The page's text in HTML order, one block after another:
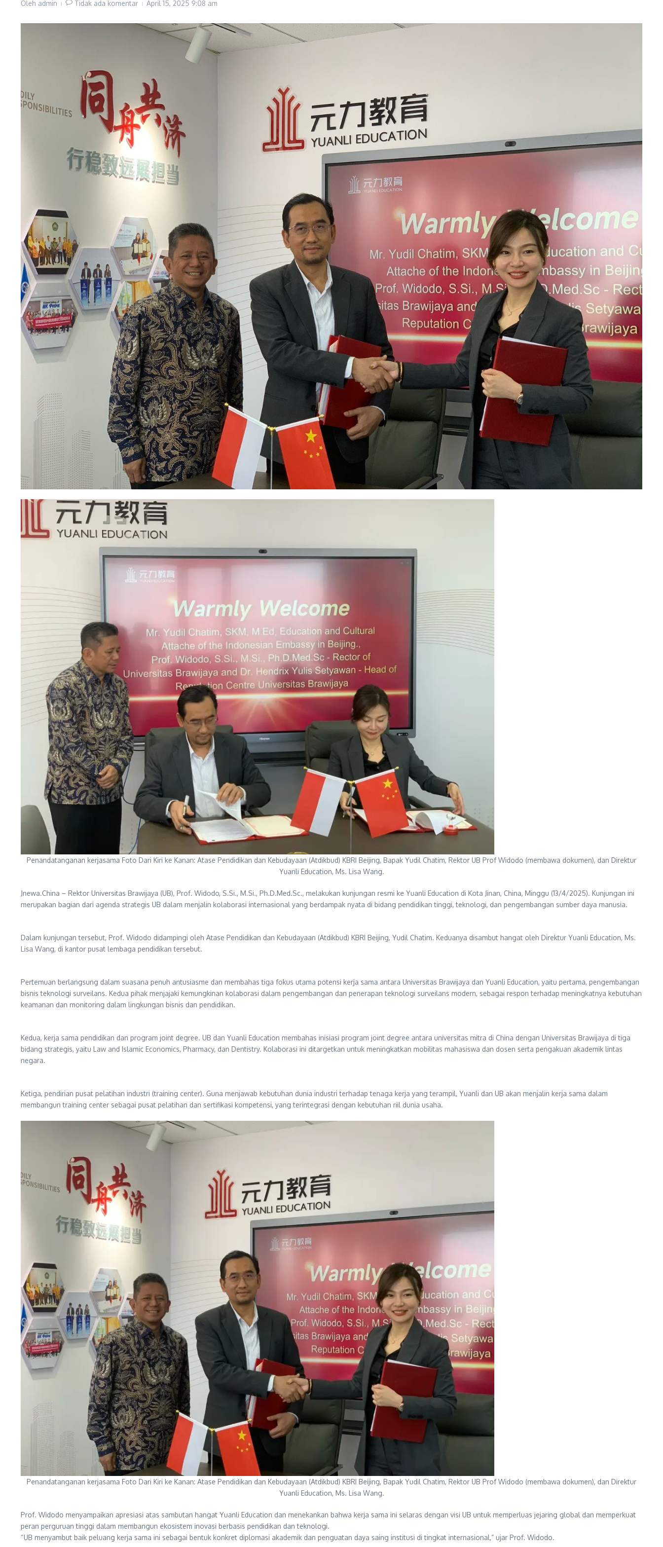
Oleh admin Tidak ada komentar April 15, 2025 9:08 am
Penandatanganan kerjasama Foto Dari Kiri ke Kanan: Atase Pendidikan dan Kebudayaan (Atdikbud) KBRI Beijing, Bapak Yudil Chatim, Rektor UB Prof Widodo (membawa dokumen), dan Direktur
Yuanli Education, Ms. Lisa Wang.
Jnewa.China – Rektor Universitas Brawijaya (UB), Prof. Widodo, S.Si., M.Si., Ph.D.Med.Sc., melakukan kunjungan resmi ke Yuanli Education di Kota Jinan, China, Minggu (13/4/2025). Kunjungan ini
merupakan bagian dari agenda strategis UB dalam menjalin kolaborasi internasional yang berdampak nyata di bidang pendidikan tinggi, teknologi, dan pengembangan sumber daya manusia.
Dalam kunjungan tersebut, Prof. Widodo didampingi oleh Atase Pendidikan dan Kebudayaan (Atdikbud) KBRI Beijing, Yudil Chatim. Keduanya disambut hangat oleh Direktur Yuanli Education, Ms.
Lisa Wang, di kantor pusat lembaga pendidikan tersebut.
Pertemuan berlangsung dalam suasana penuh antusiasme dan membahas tiga fokus utama potensi kerja sama antara Universitas Brawijaya dan Yuanli Education, yaitu pertama, pengembangan
bisnis teknologi surveilans. Kedua pihak menjajaki kemungkinan kolaborasi dalam pengembangan dan penerapan teknologi surveilans modern, sebagai respon terhadap meningkatnya kebutuhan
keamanan dan monitoring dalam lingkungan bisnis dan pendidikan.
Kedua, kerja sama pendidikan dan program joint degree. UB dan Yuanli Education membahas inisiasi program joint degree antara universitas mitra di China dengan Universitas Brawijaya di tiga
bidang strategis, yaitu Law and Islamic Economics, Pharmacy, dan Dentistry. Kolaborasi ini ditargetkan untuk meningkatkan mobilitas mahasiswa dan dosen serta pengakuan akademik lintas
negara.
Ketiga, pendirian pusat pelatihan industri (training center). Guna menjawab kebutuhan dunia industri terhadap tenaga kerja yang terampil, Yuanli dan UB akan menjalin kerja sama dalam
membangun training center sebagai pusat pelatihan dan sertifikasi kompetensi, yang terintegrasi dengan kebutuhan riil dunia usaha.
Penandatanganan kerjasama Foto Dari Kiri ke Kanan: Atase Pendidikan dan Kebudayaan (Atdikbud) KBRI Beijing, Bapak Yudil Chatim, Rektor UB Prof Widodo (membawa dokumen), dan Direktur
Yuanli Education, Ms. Lisa Wang.
Prof. Widodo menyampaikan apresiasi atas sambutan hangat Yuanli Education dan menekankan bahwa kerja sama ini selaras dengan visi UB untuk memperluas jejaring global dan memperkuat
peran perguruan tinggi dalam membangun ekosistem inovasi berbasis pendidikan dan teknologi.
“UB menyambut baik peluang kerja sama ini sebagai bentuk konkret diplomasi akademik dan penguatan daya saing institusi di tingkat internasional,” ujar Prof. Widodo.